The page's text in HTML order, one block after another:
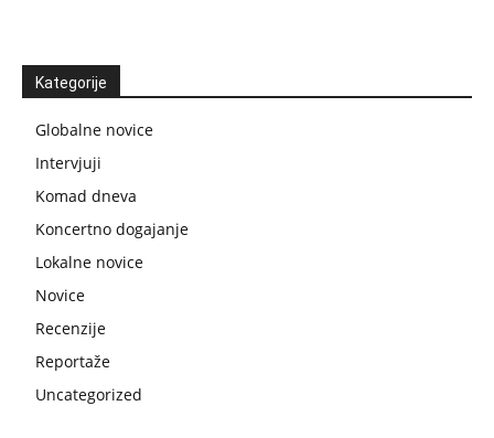
Kategorije
Globalne novice
Intervjuji
Komad dneva
Koncertno dogajanje
Lokalne novice
Novice
Recenzije
Reportaže
Uncategorized